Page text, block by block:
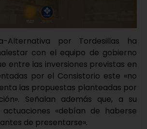
Alternativa por Tordesillas ha
con el equipo de gobierno
entre las inversiones previstas en
por el Consistorio este «no
las propuestas planteadas por
Señalan además que, a su
«debían de haberse
de presentarse».